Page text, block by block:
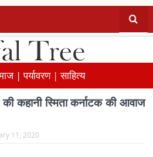
|पर्यावरण |साहित्य
कहानी स्मिता कर्नाटक की आवाज
11, 2020